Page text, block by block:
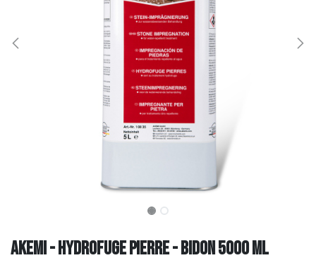
AKEMI - HYDROFUGE PIERRE - Bidon 5000 ml